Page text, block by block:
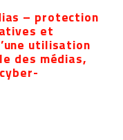
– protection
et
utilisation
des médias,